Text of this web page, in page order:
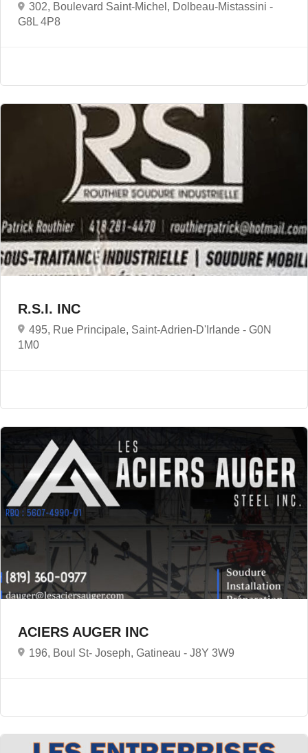
302, Boulevard Saint-Michel, Dolbeau-Mistassini -
G8L 4P8
R.S.I. INC
495, Rue Principale, Saint-Adrien-D'Irlande - G0N
1M0
ACIERS AUGER INC
196, Boul St- Joseph, Gatineau - J8Y 3W9